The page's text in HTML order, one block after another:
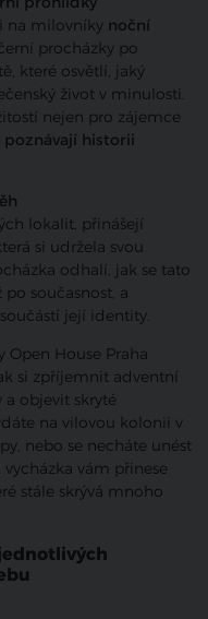
na milovníky noční
procházky po
které osvětlí, jaký
život v minulosti.
nejen pro zájemce
poznávají historii
lokalit, přinášejí
si udržela svou
odhalí, jak se tato
současnost, a
její identity.
Open House Praha
si zpříjemnit adventní
objevit skryté
na vilovou kolonii v
nebo se necháte unést
vám přinese
stále skrývá mnoho